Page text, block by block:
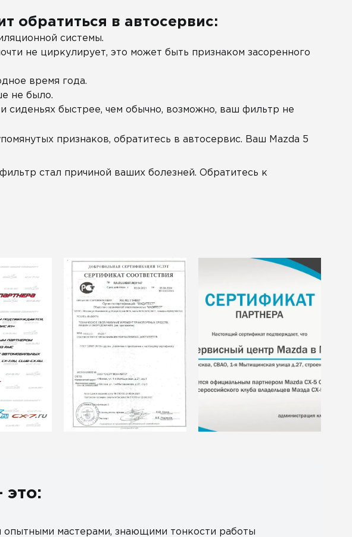
обратиться в автосервис:
системы.
не циркулирует, это может быть признаком засоренного
время года.
не было.
сиденьях быстрее, чем обычно, возможно, ваш фильтр не
признаков, обратитесь в автосервис. Ваш Mazda 5
стал причиной ваших болезней. Обратитесь к
это:
опытными мастерами, знающими тонкости работы